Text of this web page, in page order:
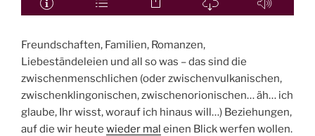
Freundschaften, Familien, Romanzen,
Liebeständeleien und all so was – das sind die
zwischenmenschlichen (oder zwischenvulkanischen,
zwischenklingonischen, zwischenorionischen… äh… ich
glaube, Ihr wisst, worauf ich hinaus will…) Beziehungen,
auf die wir heute wieder mal einen Blick werfen wollen.